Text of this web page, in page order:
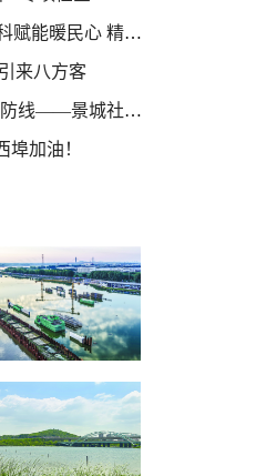
博望区丹阳镇丹阳社区：全科赋能暖民心 精准守护“一老一小”
来八方客
排查隐患防风险 守护平安筑防线——景城社区开展安全隐患专项排查
埠加油！